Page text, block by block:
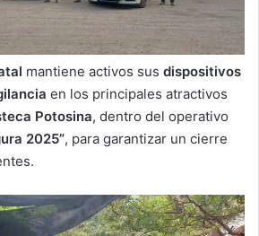
mantiene activos sus dispositivos
en los principales atractivos
Potosina, dentro del operativo
2025”, para garantizar un cierre